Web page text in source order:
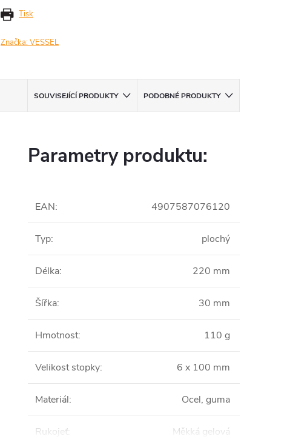
Tisk
Značka:VESSEL
SOUVISEJÍCÍ PRODUKTY PODOBNÉ PRODUKTY
Parametry produktu:
EAN: 4907587076120
Typ: plochý
Délka: 220 mm
Šířka: 30 mm
Hmotnost: 110 g
Velikost stopky: 6 x 100 mm
Materiál: Ocel, guma
Rukojeť: Měkká gelová